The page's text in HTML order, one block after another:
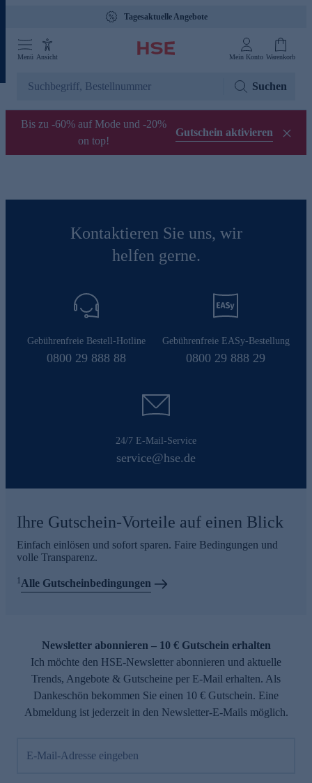
Tagesaktuelle Angebote
Menü Ansicht Mein Konto Warenkorb
Suchen
Bis zu -60% auf Mode und -20%
on top!
Gutschein aktivieren
Kontaktieren Sie uns, wir
helfen gerne.
Gebührenfreie Bestell-Hotline
0800 29 888 88
Gebührenfreie EASy-Bestellung
0800 29 888 29
24/7 E-Mail-Service
service@hse.de
Ihre Gutschein-Vorteile auf einen Blick
Einfach einlösen und sofort sparen. Faire Bedingungen und
volle Transparenz.
1Alle Gutscheinbedingungen
Newsletter abonnieren – 10 € Gutschein erhalten
Ich möchte den HSE-Newsletter abonnieren und aktuelle
Trends, Angebote & Gutscheine per E-Mail erhalten. Als
Dankeschön bekommen Sie einen 10 € Gutschein. Eine
Abmeldung ist jederzeit in den Newsletter-E-Mails möglich.
E-Mail-Adresse eingeben